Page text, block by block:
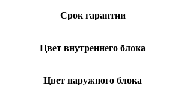
Срок гарантии
Цвет внутреннего блока
Цвет наружного блока